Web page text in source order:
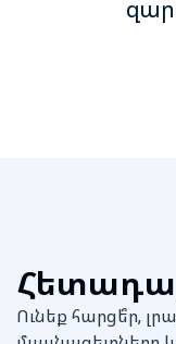
Ունեք հարցե՞ր,